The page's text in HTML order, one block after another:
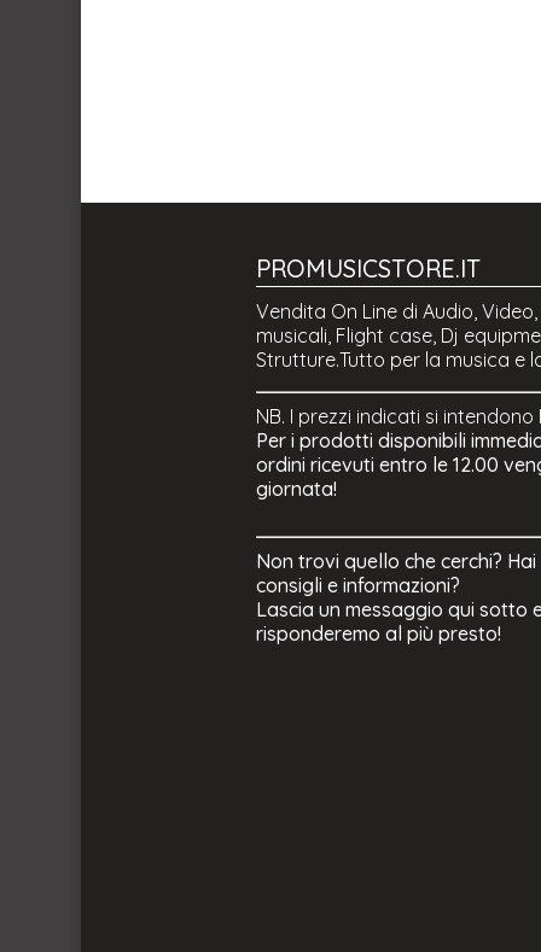
PROMUSICSTORE.IT
Vendita On Line di Audio,
musicali, Flight case, Dj
Strutture.Tutto per la musica e
NB. I prezzi indicati si intendono
Per i prodotti disponibili
ordini ricevuti entro le 12.00
giornata!
Non trovi quello che cerchi?
consigli e informazioni?
Lascia un messaggio qui sotto
risponderemo al più presto!